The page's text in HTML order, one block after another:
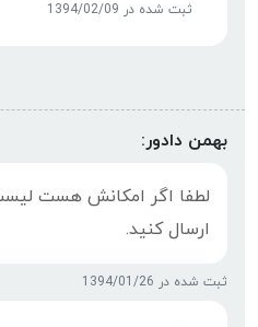
ثبت شده در 1394/02/09
بهمن دادور:
ارسال كنيد.
ثبت شده در 1394/01/26